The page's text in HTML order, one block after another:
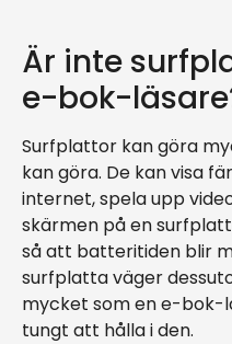
Är inte
e-bok-
Surfplattor kan göra
kan göra. De kan visa
internet, spela upp
skärmen på en
så att batteritiden blir
surfplatta väger
mycket som en e-bok-
tungt att hålla i den.